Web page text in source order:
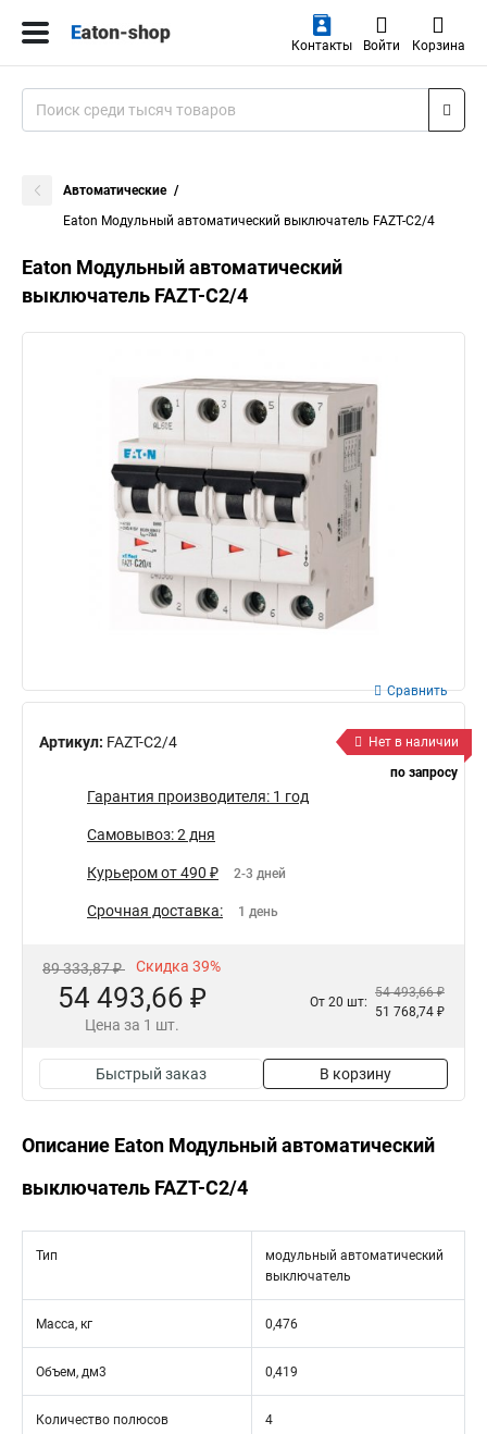
Контакты Войти Корзина
Автоматические
Eaton Модульный автоматический выключатель FAZT-C2/4
Eaton Модульный автоматический
выключатель FAZT-C2/4
Артикул: FAZT-C2/4
Сравнить
Нет в наличии
по запросу
Гарантия производителя: 1 год
Самовывоз: 2 дня
Курьером от 490 ₽ 2-3 дней
Срочная доставка: 1 день
89 333,87 ₽ Скидка 39%
54 493,66 ₽
Цена за 1 шт.
От 20 шт:
54 493,66 ₽
51 768,74 ₽
Быстрый заказ В корзину
Описание Eaton Модульный автоматический
выключатель FAZT-C2/4
Тип
модульный автоматический
выключатель
Масса, кг 0,476
Объем, дм3 0,419
Количество полюсов 4